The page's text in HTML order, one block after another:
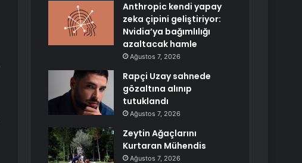
Anthropic kendi yapay
zeka çipini geliştiriyor:
Nvidia’ya bağımlılığı
azaltacak hamle
Ağustos 7, 2026
Rapçi Uzay sahnede
gözaltına alınıp
tutuklandı
Ağustos 7, 2026
Zeytin Ağaçlarını
Kurtaran Mühendis
Ağustos 7, 2026